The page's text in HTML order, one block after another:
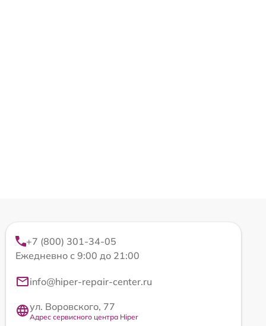
+7 (800) 301-34-05
Ежедневно с 9:00 до 21:00
info@hiper-repair-center.ru
ул. Воровского, 77
Адрес сервисного центра Hiper